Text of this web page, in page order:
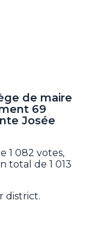
de maire
69
Josée
1 082 votes,
total de 1 013
district.